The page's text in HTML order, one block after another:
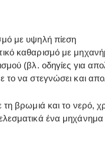
με υψηλή πίεση
καθαρισμό με
(βλ. οδηγίες για
το να στεγνώσει και
τη βρωμιά και το νερό,
ένα